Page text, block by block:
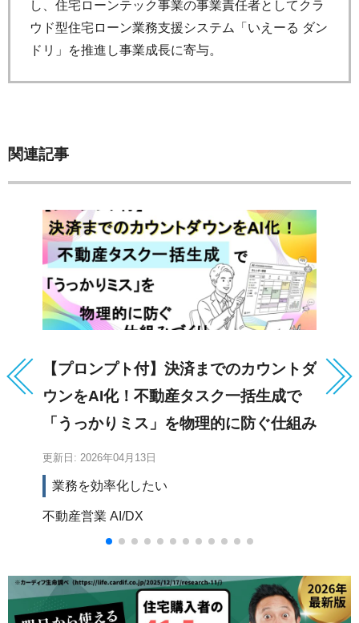
し、住宅ローンテック事業の事業責任者としてクラ
ウド型住宅ローン業務支援システム「いえーる ダン
ドリ」を推進し事業成長に寄与。
関連記事
【プロンプト付】決済までのカウントダ
ウンをAI化！不動産タスク一括生成で
「うっかりミス」を物理的に防ぐ仕組み
づくり
更新日: 2026年04月13日
業務を効率化したい
不動産営業 AI/DX
【